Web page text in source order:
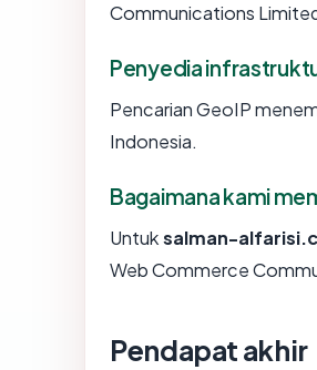
Communications
Penyedia
Pencarian GeoIP
Indonesia.
Bagaimana kami
Untuksalman-
Web Commerce
Pendapat akhir